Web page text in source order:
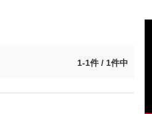
1-1件 / 1件中